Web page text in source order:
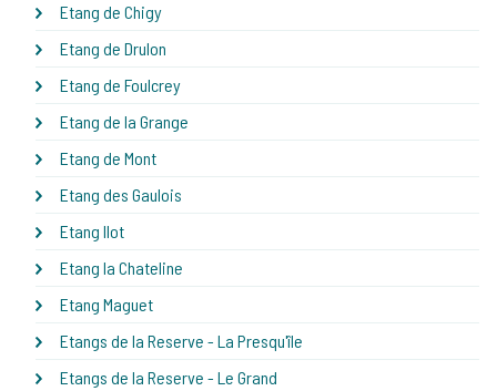
Etang de Chigy
Etang de Drulon
Etang de Foulcrey
Etang de la Grange
Etang de Mont
Etang des Gaulois
Etang Ilot
Etang la Chateline
Etang Maguet
Etangs de la Reserve - La Presqu'île
Etangs de la Reserve - Le Grand